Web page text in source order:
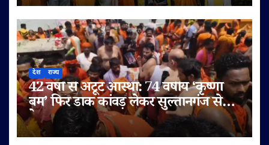
देश राज्य
42 वर्षों से अटूट आस्था: 74 वर्षीय ‘कृष्णा
बम’ फिर डाक कांवड़ लेकर सुल्तानगंज से
देवघर रवाना